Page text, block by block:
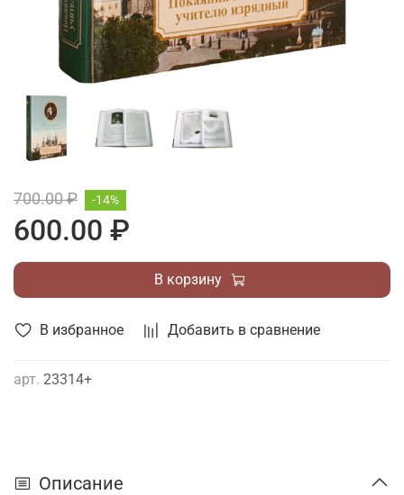
В избранное Добавить в сравнение
арт. 23314+
700.00 ₽
600.00 ₽
-14%
В корзину
Описание